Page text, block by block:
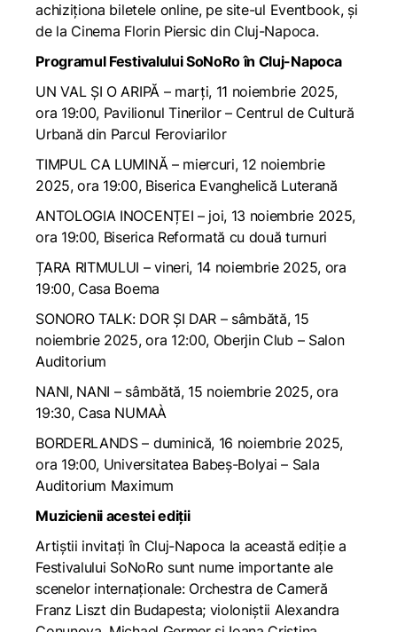
achiziționa biletele online, pe site-ul Eventbook, și
de la Cinema Florin Piersic din Cluj-Napoca.
Programul Festivalului SoNoRo în Cluj-Napoca
UN VAL ȘI O ARIPĂ – marți, 11 noiembrie 2025,
ora 19:00, Pavilionul Tinerilor – Centrul de Cultură
Urbană din Parcul Feroviarilor
TIMPUL CA LUMINĂ – miercuri, 12 noiembrie
2025, ora 19:00, Biserica Evanghelică Luterană
ANTOLOGIA INOCENȚEI – joi, 13 noiembrie 2025,
ora 19:00, Biserica Reformată cu două turnuri
ȚARA RITMULUI – vineri, 14 noiembrie 2025, ora
19:00, Casa Boema
SONORO TALK: DOR ȘI DAR – sâmbătă, 15
noiembrie 2025, ora 12:00, Oberjin Club – Salon
Auditorium
NANI, NANI – sâmbătă, 15 noiembrie 2025, ora
19:30, Casa NUMAÀ
BORDERLANDS – duminică, 16 noiembrie 2025,
ora 19:00, Universitatea Babeș-Bolyai – Sala
Auditorium Maximum
Muzicienii acestei ediții
Artiștii invitați în Cluj-Napoca la această ediție a
Festivalului SoNoRo sunt nume importante ale
scenelor internaționale: Orchestra de Cameră
Franz Liszt din Budapesta; violoniștii Alexandra